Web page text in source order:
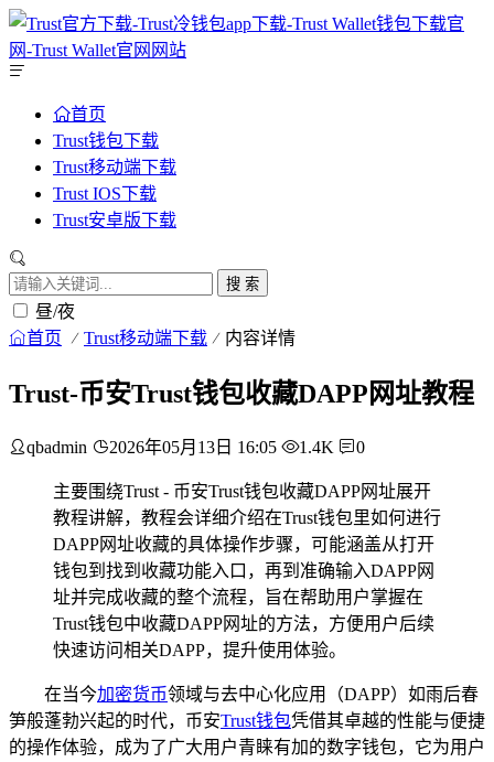
首页
Trust钱包下载
Trust移动端下载
Trust IOS下载
Trust安卓版下载
搜 索
昼/夜
首页 Trust移动端下载 内容详情
Trust-币安Trust钱包收藏DAPP网址教程
qbadmin 2026年05月13日 16:05 1.4K 0
主要围绕Trust - 币安Trust钱包收藏DAPP网址展开
教程讲解，教程会详细介绍在Trust钱包里如何进行
DAPP网址收藏的具体操作步骤，可能涵盖从打开
钱包到找到收藏功能入口，再到准确输入DAPP网
址并完成收藏的整个流程，旨在帮助用户掌握在
Trust钱包中收藏DAPP网址的方法，方便用户后续
快速访问相关DAPP，提升使用体验。
在当今加密货币领域与去中心化应用（DAPP）如雨后春
笋般蓬勃兴起的时代，币安Trust钱包凭借其卓越的性能与便捷
的操作体验，成为了广大用户青睐有加的数字钱包，它为用户